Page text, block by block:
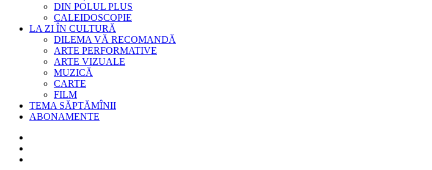
DIN POLUL PLUS
CALEIDOSCOPIE
LA ZI ÎN CULTURĂ
DILEMA VĂ RECOMANDĂ
ARTE PERFORMATIVE
ARTE VIZUALE
MUZICĂ
CARTE
FILM
TEMA SĂPTĂMÎNII
ABONAMENTE